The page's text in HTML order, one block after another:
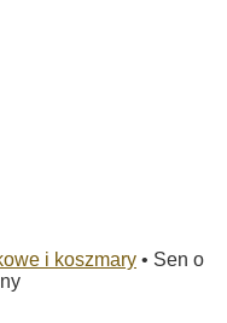
i koszmary • Sen o